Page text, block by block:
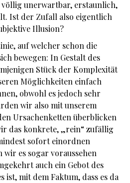
völlig unerwartbar, erstaunlich,
Ist der Zufall also eigentlich
Illusion?
auf welcher schon die
bewegen: In Gestalt des
Stück der Komplexität
Möglichkeiten einfach
obwohl es jedoch sehr
wir also mit unserem
Ursachenketten überblicken
das konkrete, „rein“ zufällig
sofort einordnen
es sogar voraussehen
auch ein Gebot des
ist, mit dem Faktum, dass es da